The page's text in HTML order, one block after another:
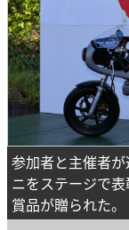
参加者と主催者
ニをステージで
賞品が贈られた。